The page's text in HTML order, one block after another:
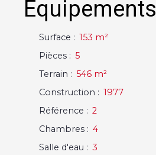
Équipements
Surface : 153 m²
Pièces : 5
Terrain : 546 m²
Construction : 1977
Référence : 2
Chambres : 4
Salle d'eau : 3